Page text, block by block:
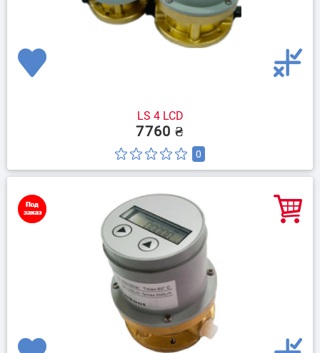
LS 4 LCD
7760 ₴
0